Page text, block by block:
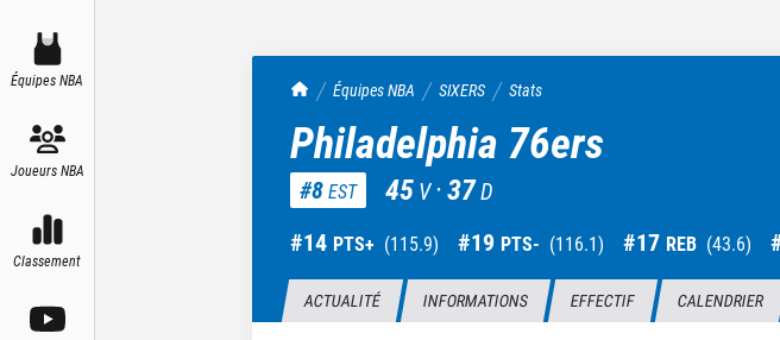
Équipes NBA
Joueurs NBA
Classement
TrashTalk Actu NBA
Équipes NBA SIXERS Stats
Philadelphia 76ers
#8EST 45 V ·37D
#14 PTS+ (115.9) #19 PTS- (116.1) #17 REB (43.6)
ACTUALITÉ INFORMATIONS EFFECTIF CALENDRIER